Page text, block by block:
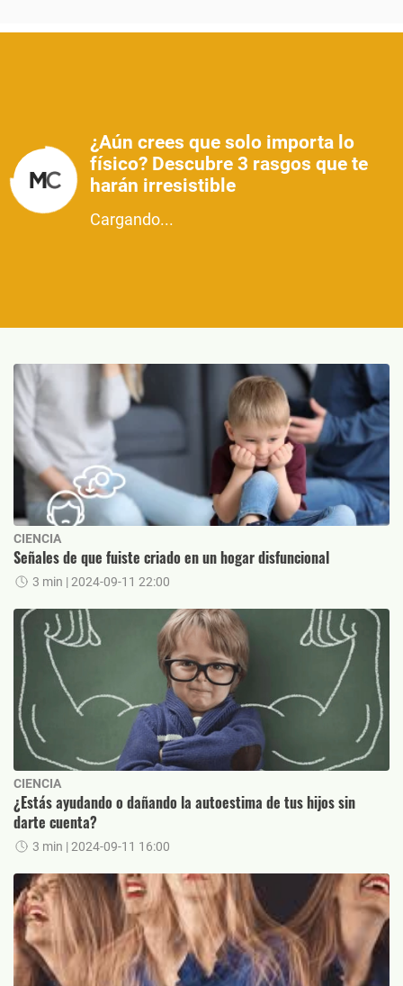
¿Aún crees que solo importa lo
físico? Descubre 3 rasgos que te
harán irresistible
Cargando...
CIENCIA
Señales de que fuiste criado en un hogar disfuncional
3 min | 2024-09-11 22:00
CIENCIA
¿Estás ayudando o dañando la autoestima de tus hijos sin
darte cuenta?
3 min | 2024-09-11 16:00